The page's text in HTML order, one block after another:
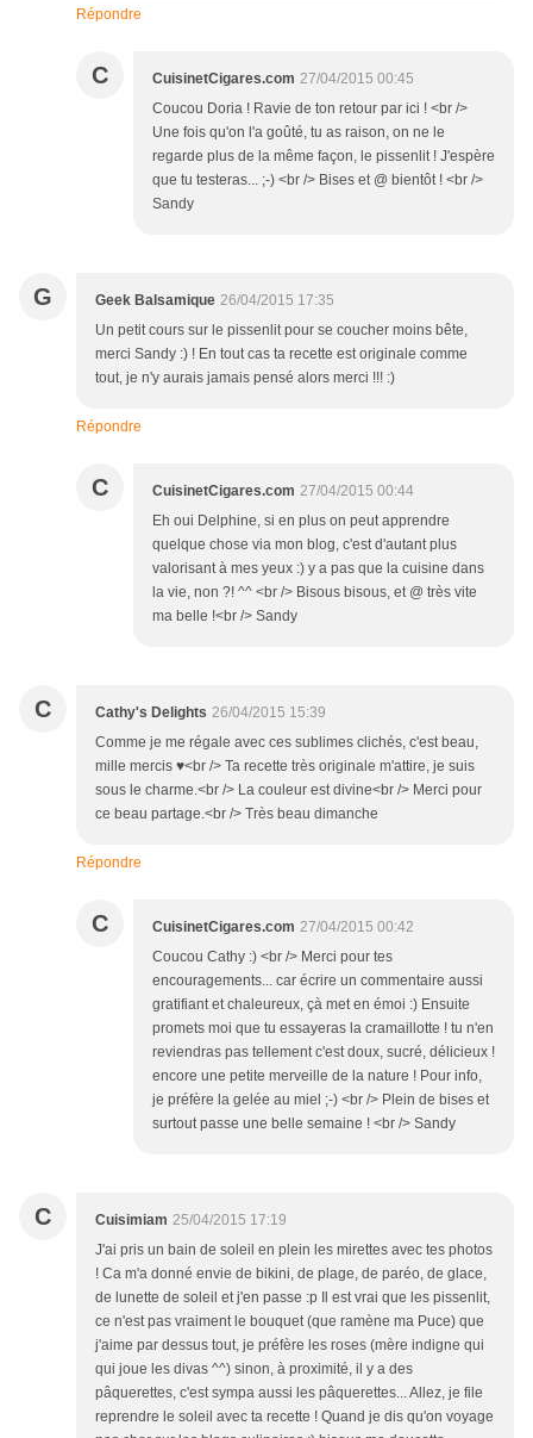
Répondre
C CuisinetCigares.com 27/04/2015 00:45
Coucou Doria ! Ravie de ton retour par ici ! <br />
Une fois qu'on l'a goûté, tu as raison, on ne le
regarde plus de la même façon, le pissenlit ! J'espère
que tu testeras... ;-) <br /> Bises et @ bientôt ! <br />
Sandy
G Geek Balsamique 26/04/2015 17:35
Un petit cours sur le pissenlit pour se coucher moins bête,
merci Sandy :) ! En tout cas ta recette est originale comme
tout, je n'y aurais jamais pensé alors merci !!! :)
Répondre
C CuisinetCigares.com 27/04/2015 00:44
Eh oui Delphine, si en plus on peut apprendre
quelque chose via mon blog, c'est d'autant plus
valorisant à mes yeux :) y a pas que la cuisine dans
la vie, non ?! ^^ <br /> Bisous bisous, et @ très vite
ma belle !<br /> Sandy
C Cathy's Delights 26/04/2015 15:39
Comme je me régale avec ces sublimes clichés, c'est beau,
mille mercis ♥<br /> Ta recette très originale m'attire, je suis
sous le charme.<br /> La couleur est divine<br /> Merci pour
ce beau partage.<br /> Très beau dimanche
Répondre
C CuisinetCigares.com 27/04/2015 00:42
Coucou Cathy :) <br /> Merci pour tes
encouragements... car écrire un commentaire aussi
gratifiant et chaleureux, çà met en émoi :) Ensuite
promets moi que tu essayeras la cramaillotte ! tu n'en
reviendras pas tellement c'est doux, sucré, délicieux !
encore une petite merveille de la nature ! Pour info,
je préfère la gelée au miel ;-) <br /> Plein de bises et
surtout passe une belle semaine ! <br /> Sandy
C Cuisimiam 25/04/2015 17:19
J'ai pris un bain de soleil en plein les mirettes avec tes photos
! Ca m'a donné envie de bikini, de plage, de paréo, de glace,
de lunette de soleil et j'en passe :p Il est vrai que les pissenlit,
ce n'est pas vraiment le bouquet (que ramène ma Puce) que
j'aime par dessus tout, je préfère les roses (mère indigne qui
qui joue les divas ^^) sinon, à proximité, il y a des
pâquerettes, c'est sympa aussi les pâquerettes... Allez, je file
reprendre le soleil avec ta recette ! Quand je dis qu'on voyage